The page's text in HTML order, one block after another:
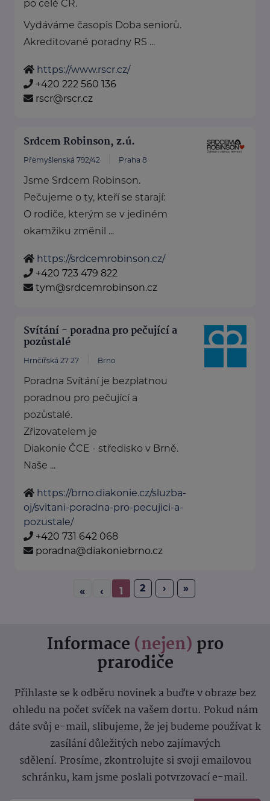
po celé ČR.
Vydáváme časopis Doba seniorů.
Akreditované poradny RS ...
https://www.rscr.cz/
+420 222 560 136
rscr@rscr.cz
Srdcem Robinson, z.ú.
Přemyšlenská 792/42 Praha 8
Jsme Srdcem Robinson.
Pečujeme o ty, kteří se starají:
O rodiče, kterým se v jediném
okamžiku změnil ...
https://srdcemrobinson.cz/
+420 723 479 822
tym@srdcemrobinson.cz
Svítání - poradna pro pečující a
pozůstalé
Hrnčířská 27 27 Brno
Poradna Svítání je bezplatnou
poradnou pro pečující a
pozůstalé.
Zřizovatelem je
Diakonie ČCE - středisko v Brně.
Naše ...
https://brno.diakonie.cz/sluzba-
oj/svitani-poradna-pro-pecujici-a-
pozustale/
+420 731 642 068
poradna@diakoniebrno.cz
« ‹ 1 2 › »
Informace (nejen) pro
prarodiče
Přihlaste se k odběru novinek a buďte v obraze bez
ohledu na počet svíček na vašem dortu. Pokud nám
dáte svůj e-mail, slibujeme, že jej budeme používat k
zasílání důležitých nebo zajímavých
sdělení. Prosíme, zkontrolujte si svoji emailovou
schránku, kam jsme poslali potvrzovací e-mail.